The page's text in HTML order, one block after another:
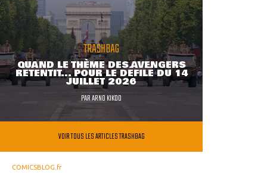
TRASHBAG
QUAND LE THÈME DES AVENGERS
RETENTIT... POUR LE DÉFILÉ DU 14
JUILLET 2026
PARARNO KIKOO
VOIR TOUS LES ARTICLES TRASHBAG
COMICSBLOG.fr